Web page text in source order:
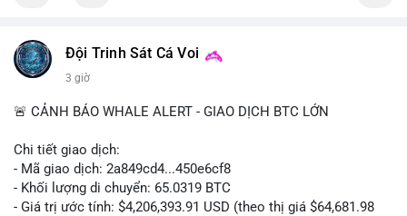
Đội Trinh Sát Cá Voi
3 giờ
🚨 CẢNH BÁO WHALE ALERT - GIAO DỊCH BTC LỚN
Chi tiết giao dịch:
- Mã giao dịch: 2a849cd4...450e6cf8
- Khối lượng di chuyển: 65.0319 BTC
- Giá trị ước tính: $4,206,393.91 USD (theo thị giá $64,681.98